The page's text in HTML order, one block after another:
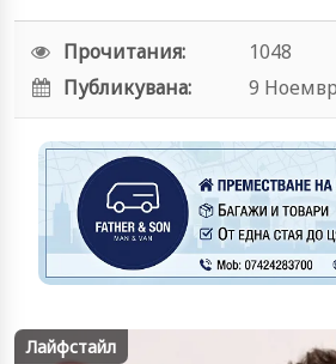
Прочитания:
1048
Публикувана:
9
Лайфстайл